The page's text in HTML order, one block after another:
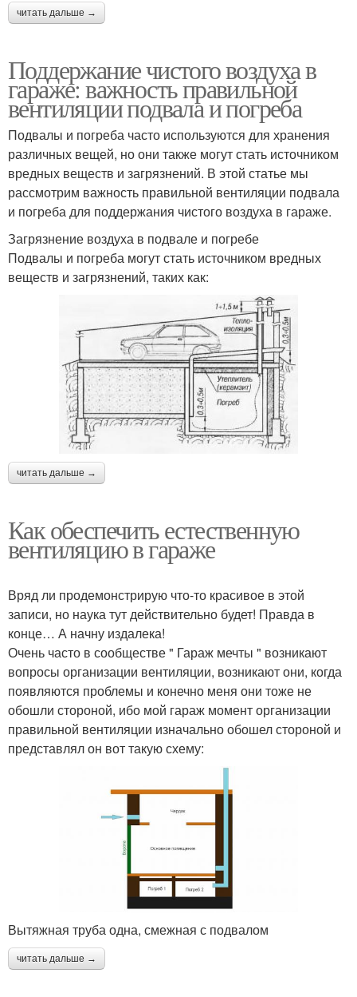
читать дальше →
Поддержание чистого воздуха в
гараже: важность правильной
вентиляции подвала и погреба
Подвалы и погреба часто используются для хранения
различных вещей, но они также могут стать источником
вредных веществ и загрязнений. В этой статье мы
рассмотрим важность правильной вентиляции подвала
и погреба для поддержания чистого воздуха в гараже.
Загрязнение воздуха в подвале и погребе
Подвалы и погреба могут стать источником вредных
веществ и загрязнений, таких как:
читать дальше →
Как обеспечить естественную
вентиляцию в гараже
Вряд ли продемонстрирую что-то красивое в этой
записи, но наука тут действительно будет! Правда в
конце… А начну издалека!
Очень часто в сообществе " Гараж мечты " возникают
вопросы организации вентиляции, возникают они, когда
появляются проблемы и конечно меня они тоже не
обошли стороной, ибо мой гараж момент организации
правильной вентиляции изначально обошел стороной и
представлял он вот такую схему:
Вытяжная труба одна, смежная с подвалом
читать дальше →